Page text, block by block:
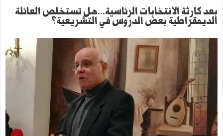
بعد كارثة الانتخابات الرئاسية...هل تستخلص العائلة
الديمقراطية بعض الدروس في التشريعية؟